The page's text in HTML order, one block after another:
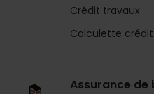
Crédit travaux
Calculette
Assurance de